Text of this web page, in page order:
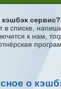
сервис?
в списке,
к нам,
о